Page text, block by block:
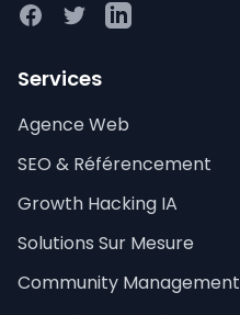
FacebookTwitterLinkedIn
Services
Agence Web
SEO & Référencement
Growth Hacking IA
Solutions Sur Mesure
Community Management